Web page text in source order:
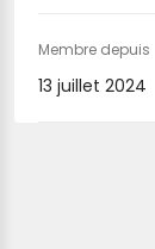
Membre depuis
13 juillet 2024